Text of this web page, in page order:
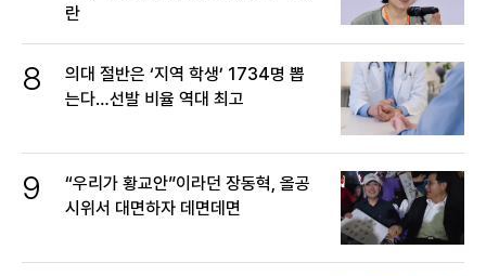
란
8
의대 절반은 ‘지역 학생’ 1734명 뽑
는다…선발 비율 역대 최고
9
“우리가 황교안”이라던 장동혁, 올공
시위서 대면하자 데면데면